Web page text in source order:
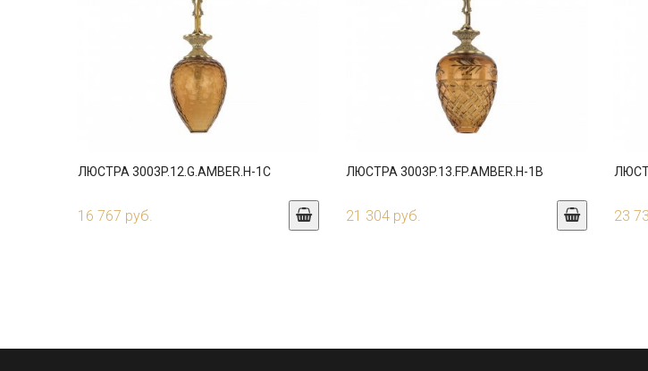
ЛЮСТРА 3003P.12.G.AMBER.H-1C
16 767 руб.
ЛЮСТРА 3003P.13.FP.AMBER.H-1B
21 304 руб. 23